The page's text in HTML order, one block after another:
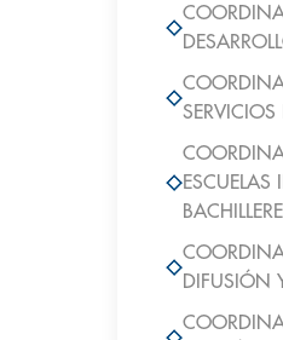
SERVICIOS
DIFUSIÓN